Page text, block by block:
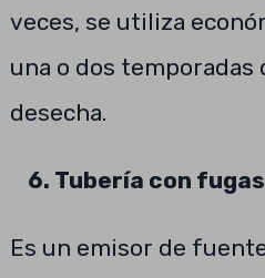
veces, se utiliza
una o dos temporadas
desecha.
6. Tubería con
Es un emisor de